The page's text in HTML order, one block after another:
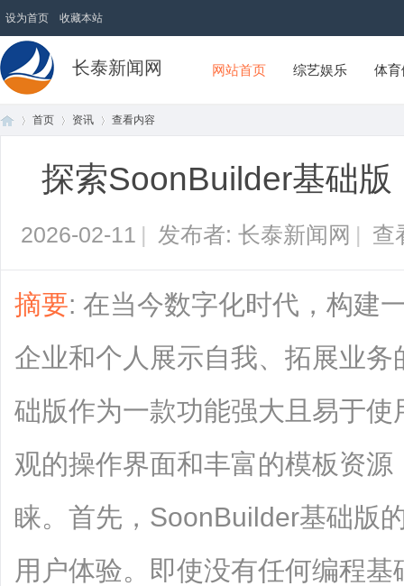
设为首页 收藏本站
长泰新闻网 网站首页 综艺娱乐 体
首页 资讯 查看内容
探索SoonBuilder基础
2026-02-11 | 发布者: 长泰新闻网 | 查
摘要: 在当今数字化时代，构建
企业和个人展示自我、拓展业
础版作为一款功能强大且易于
观的操作界面和丰富的模板资
睐。首先，SoonBuilder基础版
用户体验。即使没有任何编程